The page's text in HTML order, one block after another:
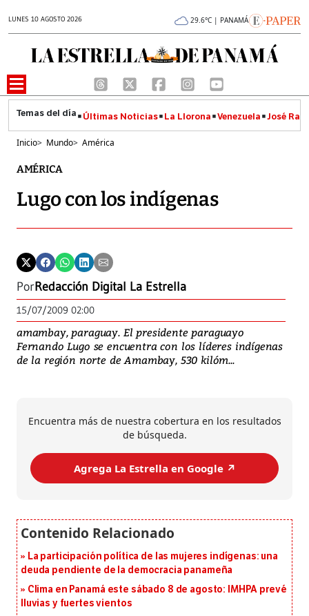
LUNES 10 AGOSTO 2026 29.6°C | PANAMÁ
Últimas Noticias La Llorona Venezuela José
Inicio> Mundo> América
AMÉRICA
Lugo con los indígenas
PorRedacción Digital La Estrella
15/07/2009 02:00
amambay, paraguay. El presidente paraguayo
Fernando Lugo se encuentra con los líderes indígenas
de la región norte de Amambay, 530 kilóm...
Encuentra más de nuestra cobertura en los resultados
de búsqueda.
Agrega La Estrella en Google ↗️
La participación política de las mujeres indígenas: una
deuda pendiente de la democracia panameña
Clima en Panamá este sábado 8 de agosto: IMHPA prevé
lluvias y fuertes vientos